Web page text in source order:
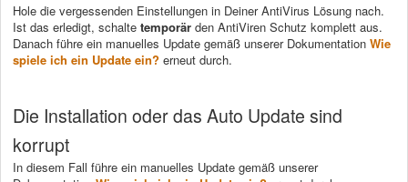
Hole die vergessenden Einstellungen in Deiner AntiVirus Lösung nach.
Ist das erledigt, schalte temporär den AntiViren Schutz komplett aus.
Danach führe ein manuelles Update gemäß unserer Dokumentation Wie
spiele ich ein Update ein? erneut durch.
Die Installation oder das Auto Update sind
korrupt
In diesem Fall führe ein manuelles Update gemäß unserer